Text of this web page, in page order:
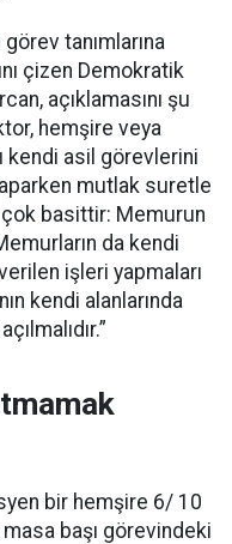
tanımlarına
çizen Demokratik
açıklamasını şu
hemşire veya
kendi asil görevlerini
mutlak suretle
çok basittir: Memurun
da kendi
işleri yapmaları
kendi alanlarında
bir hemşire 6/ 10
başı görevindeki